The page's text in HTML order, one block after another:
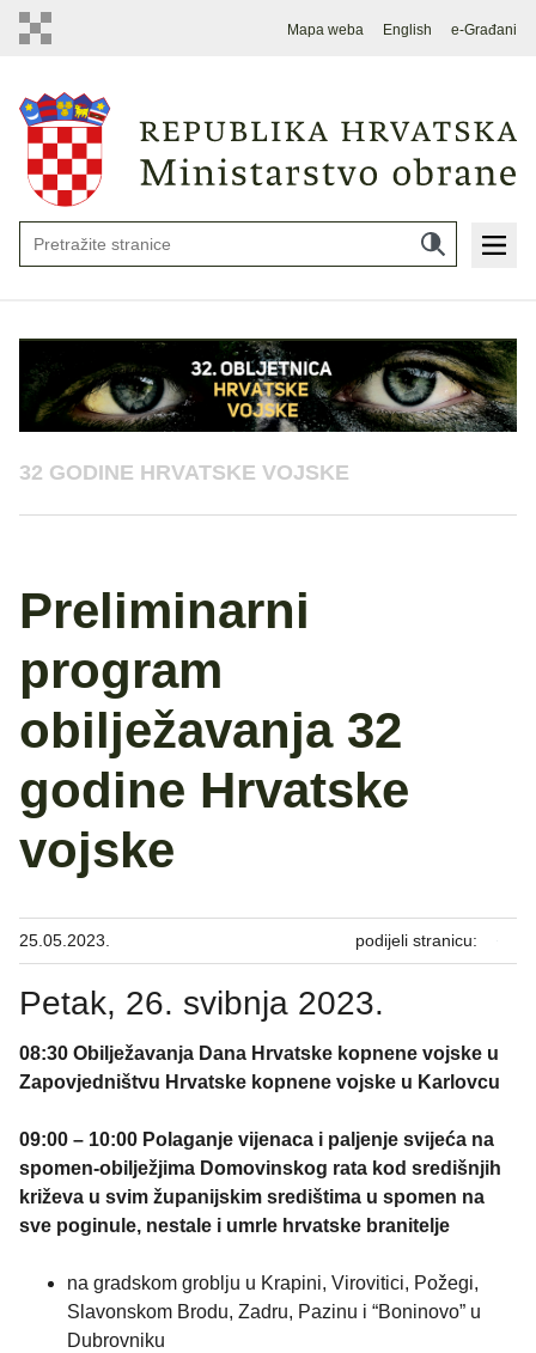
Mapa weba English e-Građani
32 GODINE HRVATSKE VOJSKE
Preliminarni
program
obilježavanja 32
godine Hrvatske
vojske
25.05.2023. podijeli stranicu:
Petak, 26. svibnja 2023.
08:30 Obilježavanja Dana Hrvatske kopnene vojske u
Zapovjedništvu Hrvatske kopnene vojske u Karlovcu
09:00 – 10:00 Polaganje vijenaca i paljenje svijeća na
spomen-obilježjima Domovinskog rata kod središnjih
križeva u svim županijskim središtima u spomen na
sve poginule, nestale i umrle hrvatske branitelje
na gradskom groblju u Krapini, Virovitici, Požegi,
Slavonskom Brodu, Zadru, Pazinu i “Boninovo” u
Dubrovniku